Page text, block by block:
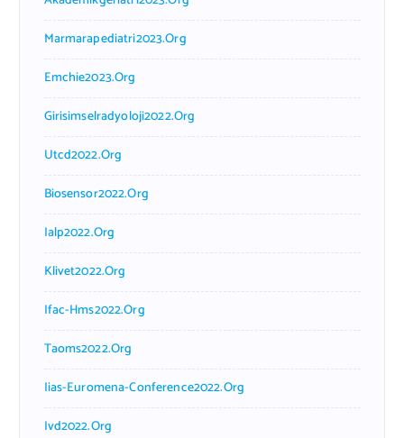
Marmarapediatri2023.org
Emchie2023.org
Girisimselradyoloji2022.org
Utcd2022.org
Biosensor2022.org
Ialp2022.org
Klivet2022.org
Ifac-Hms2022.org
Taoms2022.org
Iias-Euromena-Conference2022.org
Ivd2022.org